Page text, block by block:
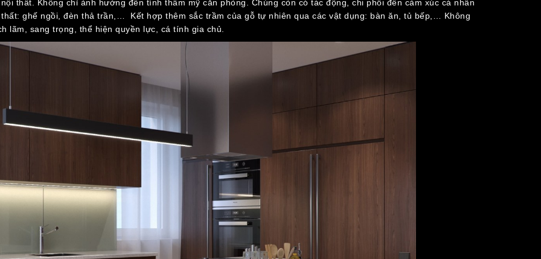
thất. Không chỉ ảnh hưởng đến tính thẩm mỹ căn phòng. Chúng còn có tác động, chi phối đến cảm xúc cá nhân
ghế ngồi, đèn thả trần,… Kết hợp thêm sắc trầm của gỗ tự nhiên qua các vật dụng: bàn ăn, tủ bếp,… Không
lãm, sang trọng, thể hiện quyền lực, cá tính gia chủ.